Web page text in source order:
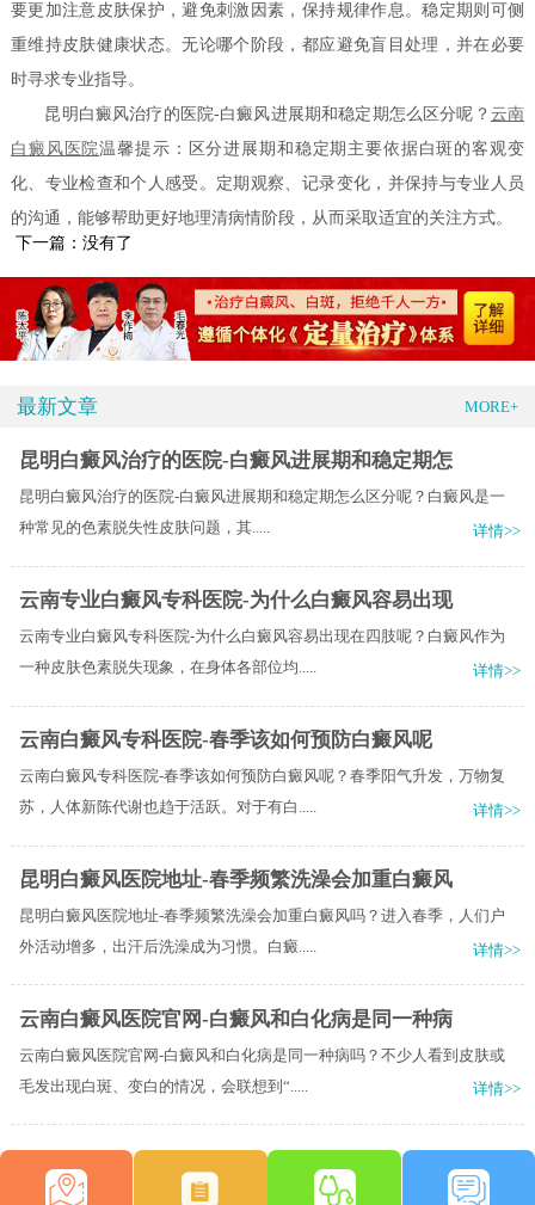
要更加注意皮肤保护，避免刺激因素，保持规律作息。稳定期则可侧
重维持皮肤健康状态。无论哪个阶段，都应避免盲目处理，并在必要
时寻求专业指导。
昆明白癜风治疗的医院-白癜风进展期和稳定期怎么区分呢？ 云南
白癜风医院温馨提示：区分进展期和稳定期主要依据白斑的客观变
化、专业检查和个人感受。定期观察、记录变化，并保持与专业人员
的沟通，能够帮助更好地理清病情阶段，从而采取适宜的关注方式。
下一篇：没有了
最新文章 MORE+
昆明白癜风治疗的医院-白癜风进展期和稳定期怎
昆明白癜风治疗的医院-白癜风进展期和稳定期怎么区分呢？​白癜风是一
种常见的色素脱失性皮肤问题，其.....
详情>>
云南专业白癜风专科医院-为什么白癜风容易出现
云南专业白癜风专科医院-为什么白癜风容易出现在四肢呢？白癜风作为
一种皮肤色素脱失现象，在身体各部位均.....
详情>>
云南白癜风专科医院-春季该如何预防白癜风呢
云南白癜风专科医院-春季该如何预防白癜风呢？春季阳气升发，万物复
苏，人体新陈代谢也趋于活跃。对于有白.....
详情>>
昆明白癜风医院地址-春季频繁洗澡会加重白癜风
昆明白癜风医院地址-春季频繁洗澡会加重白癜风吗？进入春季，人们户
外活动增多，出汗后洗澡成为习惯。白癜.....
详情>>
云南白癜风医院官网-白癜风和白化病是同一种病
云南白癜风医院官网-白癜风和白化病是同一种病吗？不少人看到皮肤或
毛发出现白斑、变白的情况，会联想到“.....
详情>>